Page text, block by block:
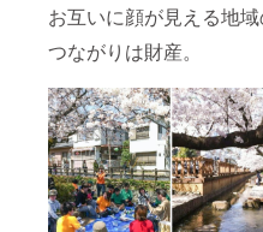
お互いに顔が見える地
つながりは財産。